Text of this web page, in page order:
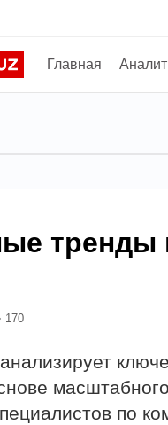
Главная
170
по